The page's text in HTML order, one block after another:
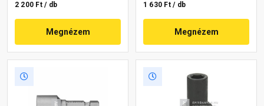
2 200 Ft / db
Megnézem
1 630 Ft / db
Megnézem